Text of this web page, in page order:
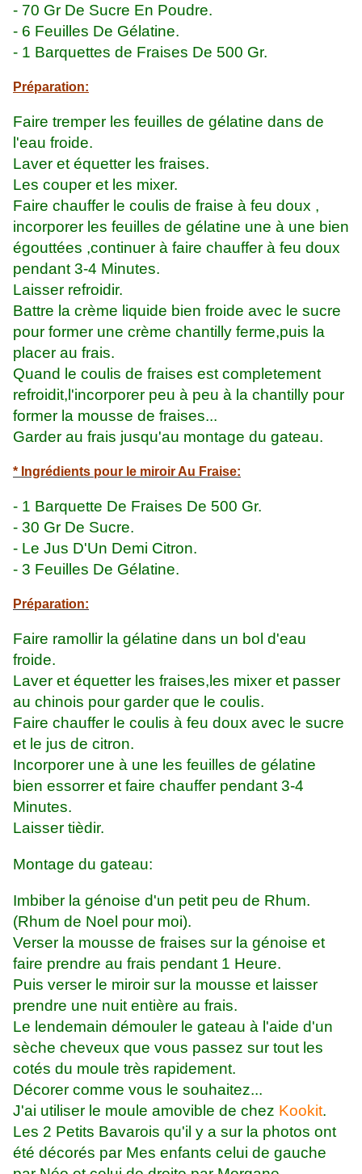
- 70 Gr De Sucre En Poudre.
- 6 Feuilles De Gélatine.
- 1 Barquettes de Fraises De 500 Gr.
Préparation:
Faire tremper les feuilles de gélatine dans de
l'eau froide.
Laver et équetter les fraises.
Les couper et les mixer.
Faire chauffer le coulis de fraise à feu doux ,
incorporer les feuilles de gélatine une à une bien
égouttées ,continuer à faire chauffer à feu doux
pendant 3-4 Minutes.
Laisser refroidir.
Battre la crème liquide bien froide avec le sucre
pour former une crème chantilly ferme,puis la
placer au frais.
Quand le coulis de fraises est completement
refroidit,l'incorporer peu à peu à la chantilly pour
former la mousse de fraises...
Garder au frais jusqu'au montage du gateau.
* Ingrédients pour le miroir Au Fraise:
- 1 Barquette De Fraises De 500 Gr.
- 30 Gr De Sucre.
- Le Jus D'Un Demi Citron.
- 3 Feuilles De Gélatine.
Préparation:
Faire ramollir la gélatine dans un bol d'eau
froide.
Laver et équetter les fraises,les mixer et passer
au chinois pour garder que le coulis.
Faire chauffer le coulis à feu doux avec le sucre
et le jus de citron.
Incorporer une à une les feuilles de gélatine
bien essorrer et faire chauffer pendant 3-4
Minutes.
Laisser tièdir.
Montage du gateau:
Imbiber la génoise d'un petit peu de Rhum.
(Rhum de Noel pour moi).
Verser la mousse de fraises sur la génoise et
faire prendre au frais pendant 1 Heure.
Puis verser le miroir sur la mousse et laisser
prendre une nuit entière au frais.
Le lendemain démouler le gateau à l'aide d'un
sèche cheveux que vous passez sur tout les
cotés du moule très rapidement.
Décorer comme vous le souhaitez...
J'ai utiliser le moule amovible de chez Kookit.
Les 2 Petits Bavarois qu'il y a sur la photos ont
été décorés par Mes enfants celui de gauche